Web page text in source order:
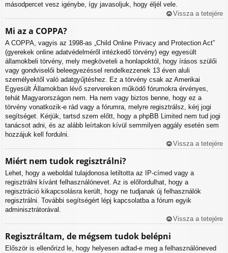
másodpercet vesz igénybe, így javasoljuk, hogy éljél vele.
Vissza a tetejére
Mi az a COPPA?
A COPPA, vagyis az 1998-as „Child Online Privacy and Protection Act”
(gyerekek online adatvédelméről intézkedő törvény) egy egyesült
államokbeli törvény, mely megköveteli a honlapoktól, hogy írásos szülői
vagy gondviselői beleegyezéssel rendelkezzenek 13 éven aluli
személyektől való adatgyűjtéshez. Ez a törvény csak az Amerikai
Egyesült Államokban lévő szervereken működő fórumokra érvényes,
tehát Magyarországon nem. Ha nem vagy biztos benne, hogy ez a
törvény vonatkozik-e rád vagy a fórumra, melyre regisztrálsz, kérj jogi
segítséget. Kérjük, tartsd szem előtt, hogy a phpBB Limited nem tud jogi
tanácsot adni, és az alább leírtakon kívül semmilyen aggály esetén sem
hozzájuk kell fordulni.
Vissza a tetejére
Miért nem tudok regisztrálni?
Lehet, hogy a weboldal tulajdonosa letiltotta az IP-címed vagy a
regisztrálni kívánt felhasználónevet. Az is előfordulhat, hogy a
regisztráció kikapcsolásra került, hogy ne tudjanak új felhasználók
regisztrálni. További segítségért lépj kapcsolatba a fórum egyik
adminisztrátorával.
Vissza a tetejére
Regisztráltam, de mégsem tudok belépni
Először is ellenőrizd le, hogy helyesen adtad-e meg a felhasználóneved